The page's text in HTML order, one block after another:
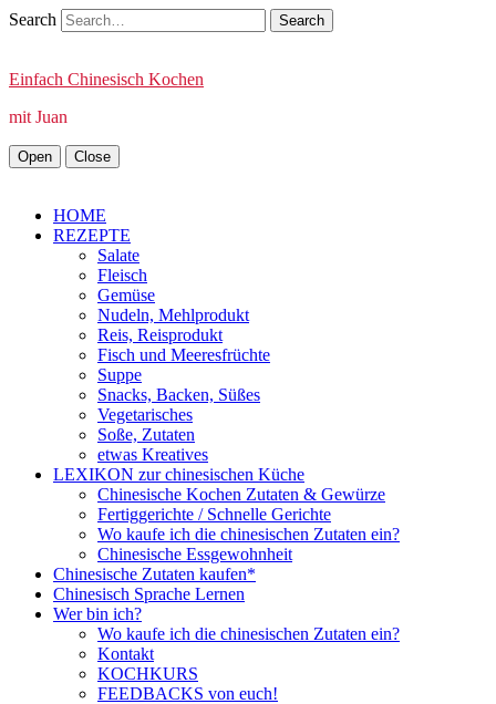
Search
Einfach Chinesisch Kochen
mit Juan
Open Close
HOME
REZEPTE
Salate
Fleisch
Gemüse
Nudeln, Mehlprodukt
Reis, Reisprodukt
Fisch und Meeresfrüchte
Suppe
Snacks, Backen, Süßes
Vegetarisches
Soße, Zutaten
etwas Kreatives
LEXIKON zur chinesischen Küche
Chinesische Kochen Zutaten & Gewürze
Fertiggerichte / Schnelle Gerichte
Wo kaufe ich die chinesischen Zutaten ein?
Chinesische Essgewohnheit
Chinesische Zutaten kaufen*
Chinesisch Sprache Lernen
Wer bin ich?
Wo kaufe ich die chinesischen Zutaten ein?
Kontakt
KOCHKURS
FEEDBACKS von euch!